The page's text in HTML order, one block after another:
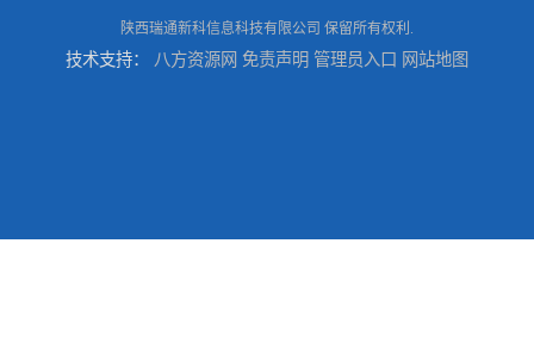
陕西瑞通新科信息科技有限公司 保留所有权利.
技术支持： 八方资源网 免责声明 管理员入口 网站地图